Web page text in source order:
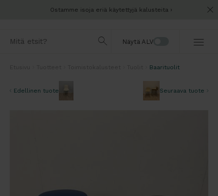
Ostamme isoja eriä käytettyjä kalusteita
Näytä ALV
Baarituolit
Edellinen tuote Seuraava tuote